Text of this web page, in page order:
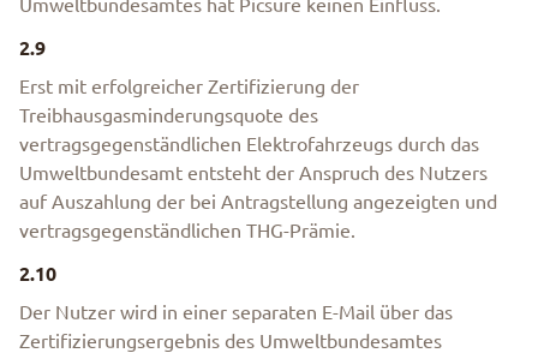
Umweltbundesamtes hat Picsure keinen Einfluss.
2.9
Erst mit erfolgreicher Zertifizierung der
Treibhausgasminderungsquote des
vertragsgegenständlichen Elektrofahrzeugs durch das
Umweltbundesamt entsteht der Anspruch des Nutzers
auf Auszahlung der bei Antragstellung angezeigten und
vertragsgegenständlichen THG-Prämie.
2.10
Der Nutzer wird in einer separaten E-Mail über das
Zertifizierungsergebnis des Umweltbundesamtes